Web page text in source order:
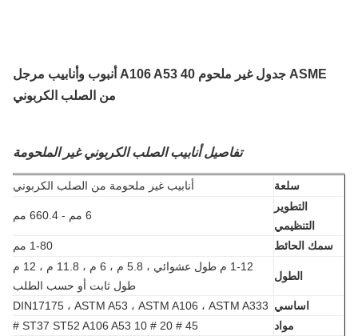
ASME جدول غير ملحوم 40 A106 A53 أنبوب وأنابيب مرجل
من الصلب الكربوني
تفاصيل أنابيب الصلب الكربوني غير الملحومة
أنابيب غير ملحومة من الصلب الكربوني
التطوير
التنظيمي
سمك الحائط
1-12 م طول عشوائي ، 5.8 م ، 6 م ، 11.8 م ، 12 م
طول ثابت أو حسب الطلب
اساسي DIN17175 ، ASTM A53 ، ASTM A106 ، ASTM A333
ST37 ST52 A106 A53 10 # 20 # 45 #